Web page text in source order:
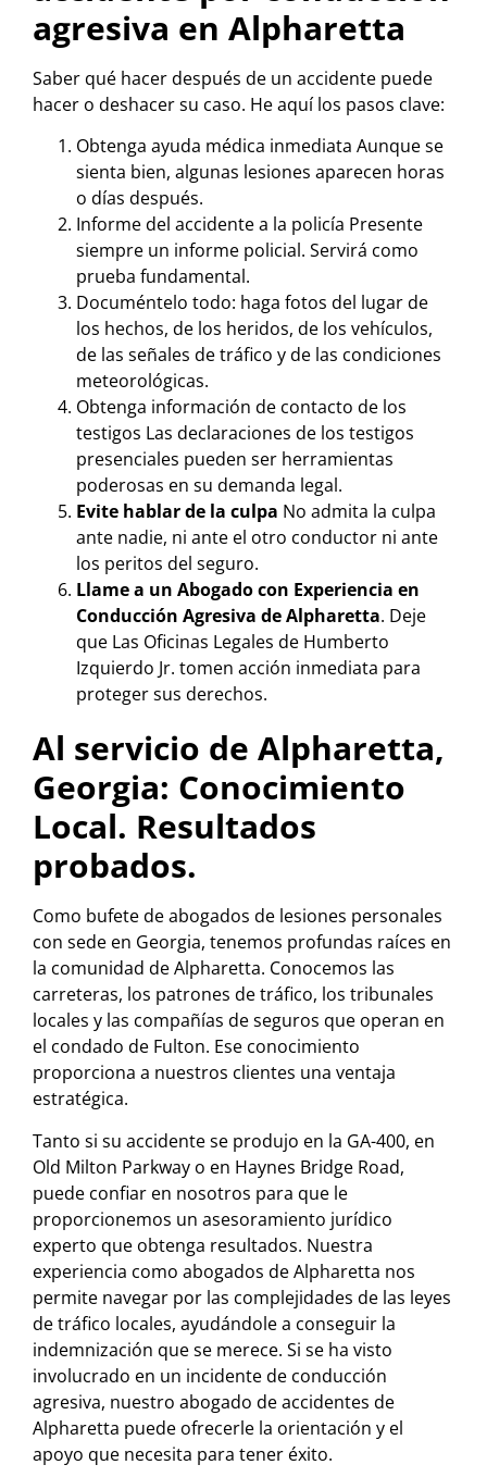
agresiva en Alpharetta
Saber qué hacer después de un accidente puede
hacer o deshacer su caso. He aquí los pasos clave:
Obtenga ayuda médica inmediata Aunque se
sienta bien, algunas lesiones aparecen horas
o días después.
Informe del accidente a la policía Presente
siempre un informe policial. Servirá como
prueba fundamental.
Documéntelo todo: haga fotos del lugar de
los hechos, de los heridos, de los vehículos,
de las señales de tráfico y de las condiciones
meteorológicas.
Obtenga información de contacto de los
testigos Las declaraciones de los testigos
presenciales pueden ser herramientas
poderosas en su demanda legal.
Evite hablar de la culpa No admita la culpa
ante nadie, ni ante el otro conductor ni ante
los peritos del seguro.
Llame a un Abogado con Experiencia en
Conducción Agresiva de Alpharetta. Deje
que Las Oficinas Legales de Humberto
Izquierdo Jr. tomen acción inmediata para
proteger sus derechos.
Al servicio de Alpharetta,
Georgia: Conocimiento
Local. Resultados
probados.
Como bufete de abogados de lesiones personales
con sede en Georgia, tenemos profundas raíces en
la comunidad de Alpharetta. Conocemos las
carreteras, los patrones de tráfico, los tribunales
locales y las compañías de seguros que operan en
el condado de Fulton. Ese conocimiento
proporciona a nuestros clientes una ventaja
estratégica.
Tanto si su accidente se produjo en la GA-400, en
Old Milton Parkway o en Haynes Bridge Road,
puede confiar en nosotros para que le
proporcionemos un asesoramiento jurídico
experto que obtenga resultados. Nuestra
experiencia como abogados de Alpharetta nos
permite navegar por las complejidades de las leyes
de tráfico locales, ayudándole a conseguir la
indemnización que se merece. Si se ha visto
involucrado en un incidente de conducción
agresiva, nuestro abogado de accidentes de
Alpharetta puede ofrecerle la orientación y el
apoyo que necesita para tener éxito.